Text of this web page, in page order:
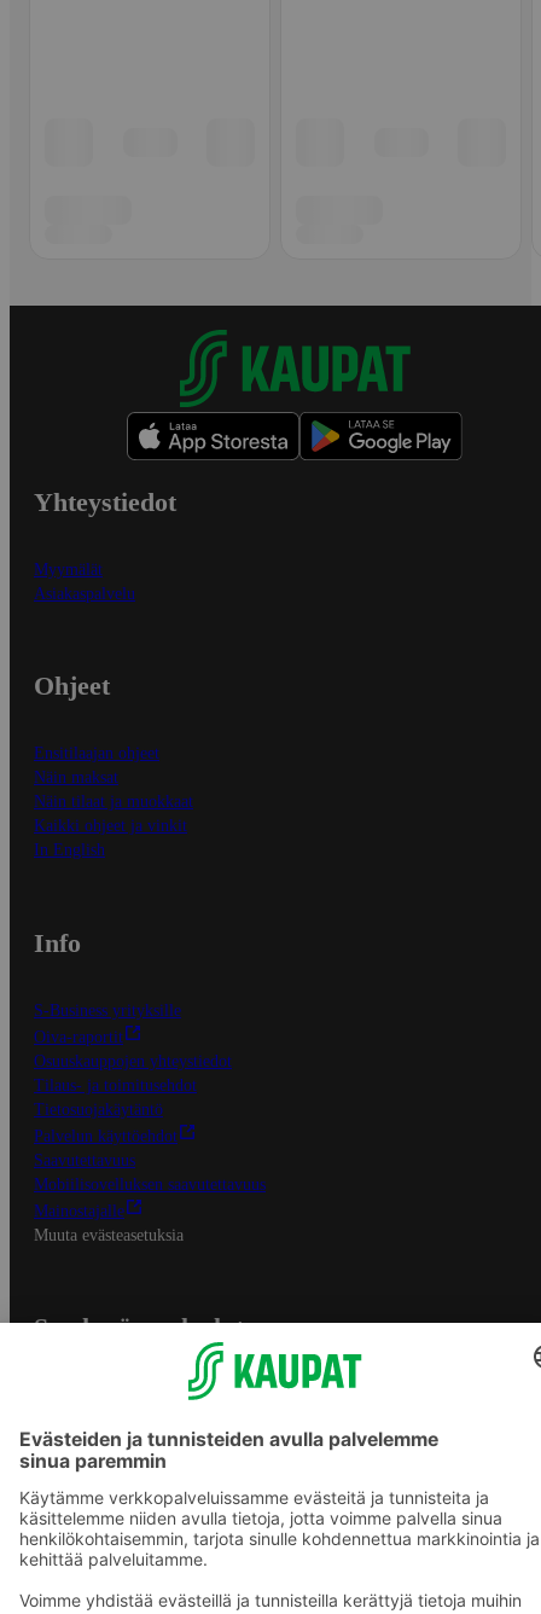
Yhteystiedot
Myymälät
Asiakaspalvelu
Ohjeet
Ensitilaajan ohjeet
Näin maksat
Näin tilaat ja muokkaat
Kaikki ohjeet ja vinkit
In English
Info
S-Business yrityksille
Oiva-raportit
Osuuskauppojen yhteystiedot
Tilaus- ja toimitusehdot
Tietosuojakäytäntö
Palvelun käyttöehdot
Saavutettavuus
Mobiilisovelluksen saavutettavuus
Mainostajalle
Muuta evästeasetuksia
S-ryhmän palvelut
Yhteishyvä Ruoka -sovellus
S-ostoslista -sovellus
Prisma.fi
Sokos.fi
S-Pankki
Sokos Hotels